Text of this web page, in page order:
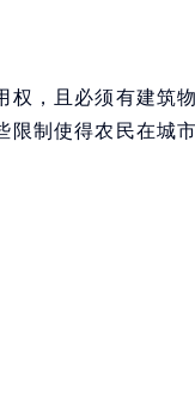
权，且必须有建筑
限制使得农民在城